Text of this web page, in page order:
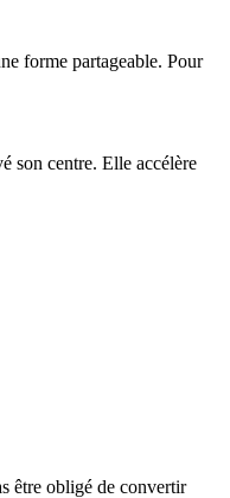
forme partageable. Pour
son centre. Elle accélère
être obligé de convertir